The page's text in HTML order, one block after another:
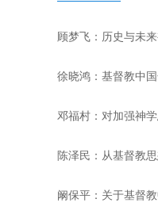
顾梦飞：历史与未
徐晓鸿：基督教中
邓福村：对加强神
陈泽民：从基督教
阚保平：关于基督